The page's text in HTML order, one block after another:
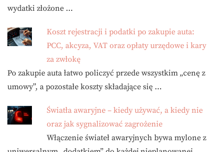
wydatki złożone …
Koszt rejestracji i podatki po zakupie auta:
PCC, akcyza, VAT oraz opłaty urzędowe i kary
za zwłokę
Po zakupie auta łatwo policzyć przede wszystkim „cenę z
umowy”, a pozostałe koszty składające się …
Światła awaryjne – kiedy używać, a kiedy nie
oraz jak sygnalizować zagrożenie
Włączenie świateł awaryjnych bywa mylone z